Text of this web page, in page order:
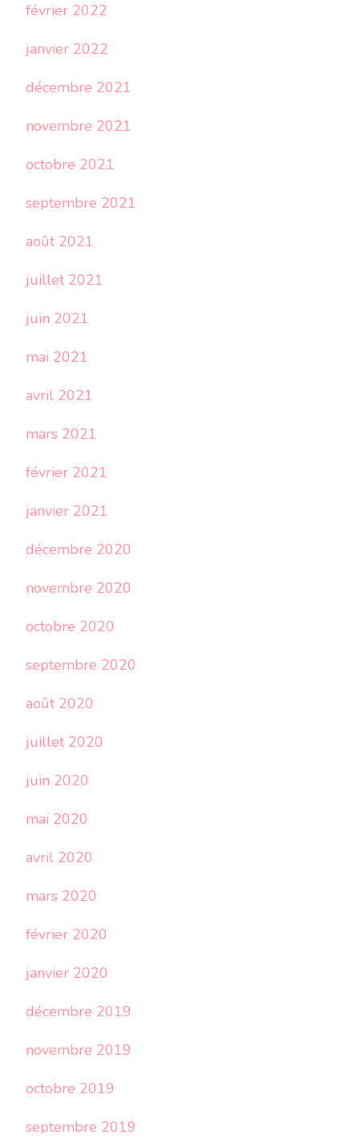
février 2022
janvier 2022
décembre 2021
novembre 2021
octobre 2021
septembre 2021
août 2021
juillet 2021
juin 2021
mai 2021
avril 2021
mars 2021
février 2021
janvier 2021
décembre 2020
novembre 2020
octobre 2020
septembre 2020
août 2020
juillet 2020
juin 2020
mai 2020
avril 2020
mars 2020
février 2020
janvier 2020
décembre 2019
novembre 2019
octobre 2019
septembre 2019